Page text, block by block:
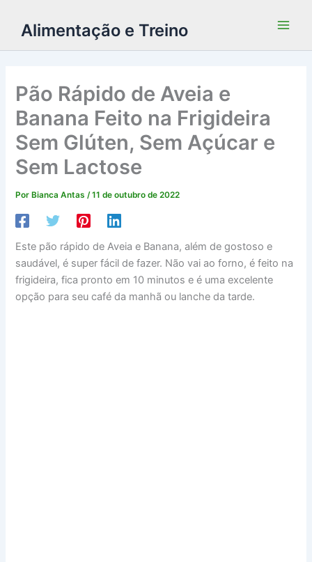
Alimentação e Treino
Pão Rápido de Aveia e
Banana Feito na Frigideira
Sem Glúten, Sem Açúcar e
Sem Lactose
Por Bianca Antas/11 de outubro de 2022
Este pão rápido de Aveia e Banana, além de gostoso e
saudável, é super fácil de fazer. Não vai ao forno, é feito na
frigideira, fica pronto em 10 minutos e é uma excelente
opção para seu café da manhã ou lanche da tarde.